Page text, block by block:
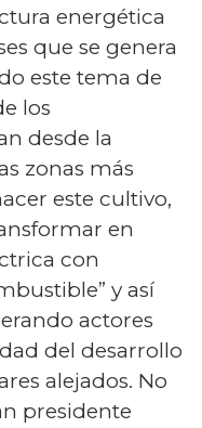
energética
que se genera
este tema de
los
desde la
zonas más
este cultivo,
en
con
y así
actores
del desarrollo
alejados. No
presidente